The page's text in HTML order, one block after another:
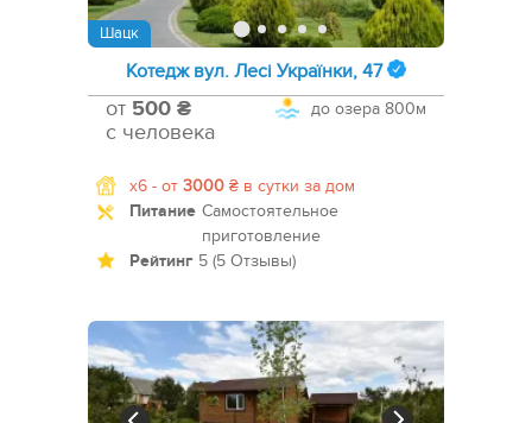
Шацк
Котедж вул. Лесі Українки, 47
до озера 800м
от 500 ₴
с человека
x6 - от 3000 ₴ в сутки за дом
Питание Самостоятельное
приготовление
Рейтинг 5 (5 Отзывы)